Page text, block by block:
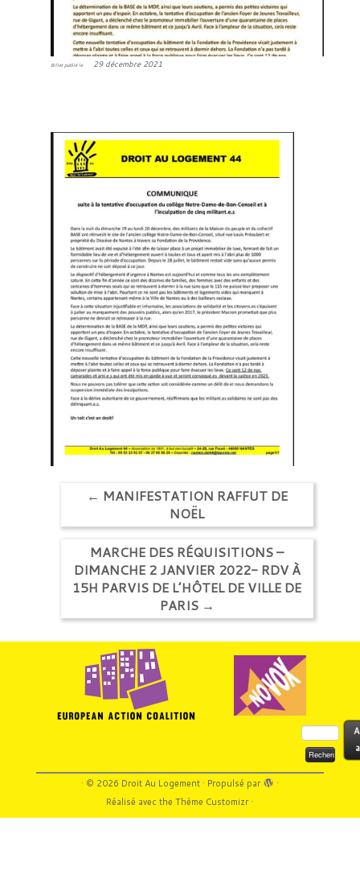
Billet publié le 29 décembre 2021
← MANIFESTATION RAFFUT DE
NOËL
MARCHE DES RÉQUISITIONS –
DIMANCHE 2 JANVIER 2022- RDV À
15H PARVIS DE L’HÔTEL DE VILLE DE
PARIS →
Rechercher :
· © 2026 Droit Au Logement· Propulsé par
·
Réalisé avec theThème Customizr·